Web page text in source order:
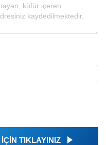
TIKLAYINIZ